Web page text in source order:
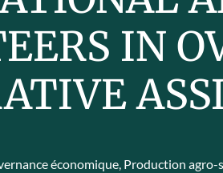
IN
économique, Production agro-